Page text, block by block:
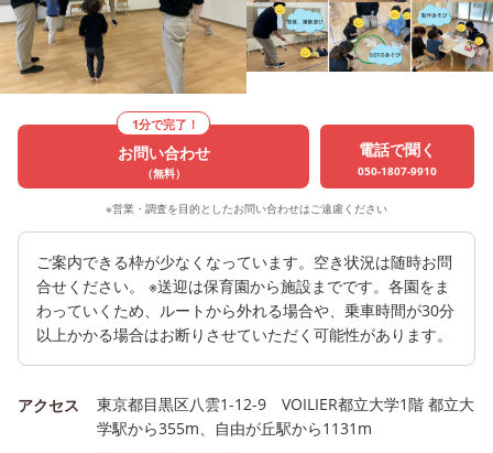
1分で完了！
お問い合わせ
（無料）
電話で聞く
050-1807-9910
※営業・調査を目的としたお問い合わせはご遠慮ください
ご案内できる枠が少なくなっています。空き状況は随時お問
合せください。 ※送迎は保育園から施設までです。各園をま
わっていくため、ルートから外れる場合や、乗車時間が30分
以上かかる場合はお断りさせていただく可能性があります。
アクセス
東京都目黒区八雲1-12-9 VOILIER都立大学1階 都立大
学駅から355m、自由が丘駅から1131m